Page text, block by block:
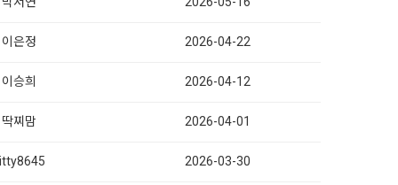
이은정 2026-04-22
이승희 2026-04-12
딱찌맘 2026-04-01
2026-03-30